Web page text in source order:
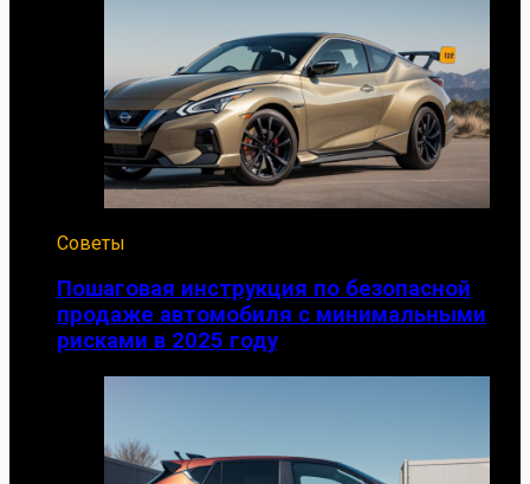
Советы
Пошаговая инструкция по безопасной
продаже автомобиля с минимальными
рисками в 2025 году